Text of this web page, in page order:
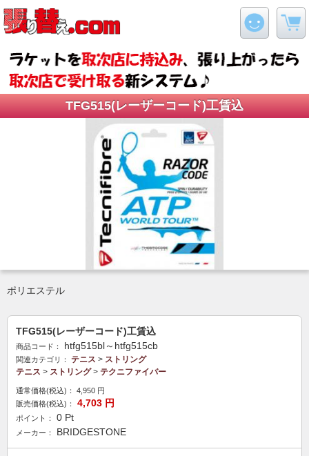
TFG515(レーザーコード)工賃込
ポリエステル
TFG515(レーザーコード)工賃込
商品コード： htfg515bl～htfg515cb
関連カテゴリ： テニス > ストリング
テニス > ストリング> テクニファイバー
通常価格(税込)： 4,950 円
販売価格(税込)：
4,703 円
ポイント： 0 Pt
メーカー： BRIDGESTONE